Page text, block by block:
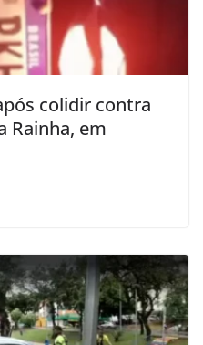
colidir contra
Rainha, em